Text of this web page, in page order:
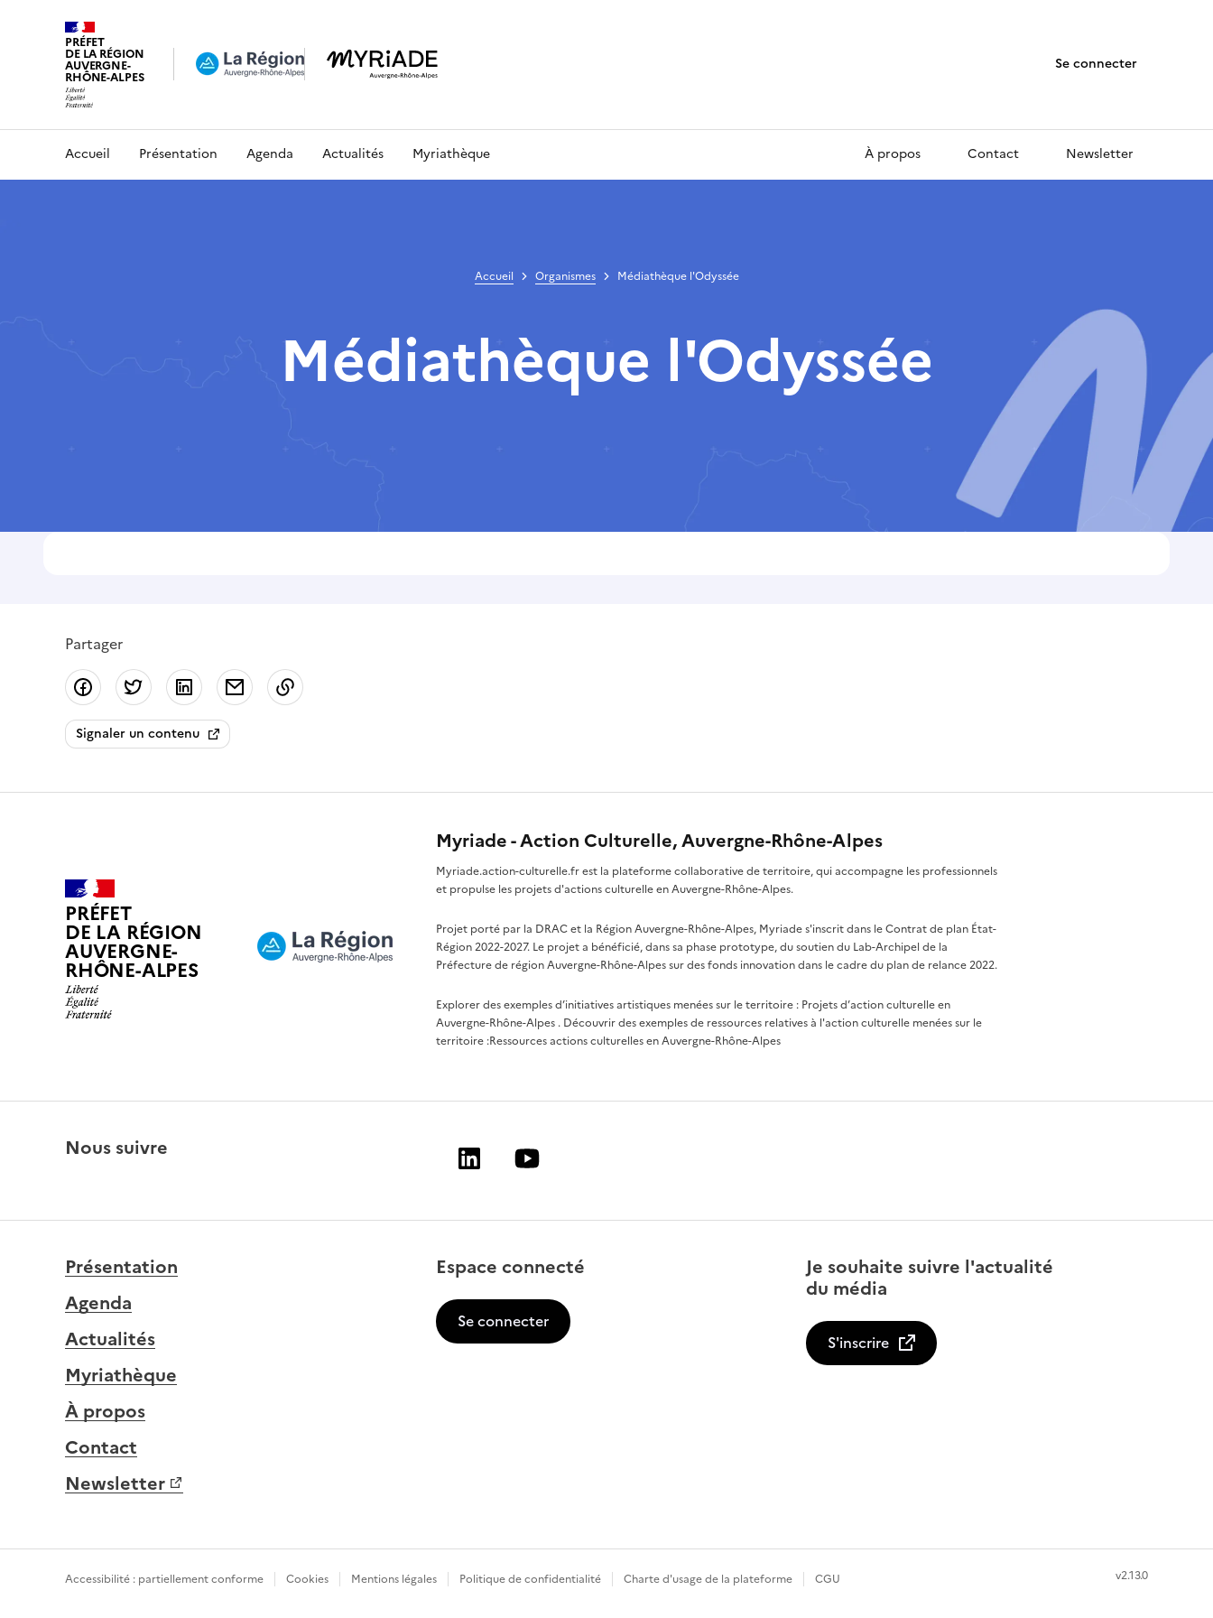
PRÉFET
DE LA RÉGION
AUVERGNE-
RHÔNE-ALPES
Se connecter
Accueil Présentation Agenda Actualités Myriathèque À propos Contact Newsletter
Accueil Organismes Médiathèque l'Odyssée
Médiathèque l'Odyssée
Partager
Partager sur Facebook
Partager sur Twitter
Partager sur LinkedIn
Partager par email
Signaler un contenu
PRÉFET
DE LA RÉGION
AUVERGNE-
RHÔNE-ALPES
Myriade - Action Culturelle, Auvergne-Rhône-Alpes
Myriade.action-culturelle.fr est la plateforme collaborative de territoire, qui accompagne les professionnels
et propulse les projets d'actions culturelle en Auvergne-Rhône-Alpes.
Projet porté par la DRAC et la Région Auvergne-Rhône-Alpes, Myriade s'inscrit dans le Contrat de plan État-
Région 2022-2027. Le projet a bénéficié, dans sa phase prototype, du soutien du Lab-Archipel de la
Préfecture de région Auvergne-Rhône-Alpes sur des fonds innovation dans le cadre du plan de relance 2022.
Explorer des exemples d’initiatives artistiques menées sur le territoire : Projets d’action culturelle en
Auvergne-Rhône-Alpes . Découvrir des exemples de ressources relatives à l'action culturelle menées sur le
territoire :Ressources actions culturelles en Auvergne-Rhône-Alpes
Nous suivre
LinkedinYoutube
Présentation
Agenda
Actualités
Myriathèque
À propos
Contact
Newsletter
Espace connecté
Se connecter
Je souhaite suivre l'actualité
du média
S'inscrire
Accessibilité : partiellement conforme Cookies Mentions légales Politique de confidentialité Charte d'usage de la plateforme CGU v2.13.0